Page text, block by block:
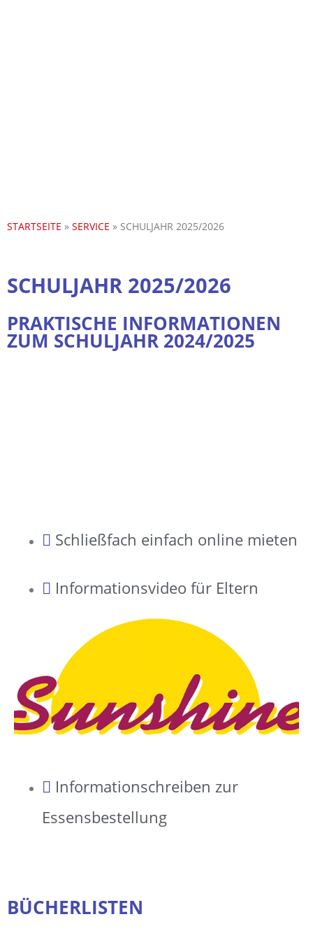
STARTSEITE » SERVICE » SCHULJAHR 2025/2026
SCHULJAHR 2025/2026
PRAKTISCHE INFORMATIONEN
ZUM SCHULJAHR 2024/2025
Schließfach einfach online mieten
Informationsvideo für Eltern
Informationschreiben zur
Essensbestellung
BÜCHERLISTEN